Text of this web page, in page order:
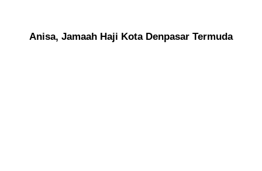
Anisa, Jamaah Haji Kota Denpasar Termuda